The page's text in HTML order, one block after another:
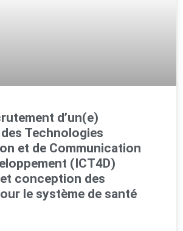
d’un(e)
Technologies
et de Communication
(ICT4D)
conception des
le système de santé